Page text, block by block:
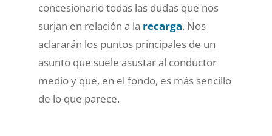
concesionario todas las dudas que nos
surjan en relación a la recarga. Nos
aclararán los puntos principales de un
asunto que suele asustar al conductor
medio y que, en el fondo, es más sencillo
de lo que parece.